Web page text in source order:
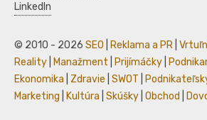
LinkedIn
© 2010 - 2026 SEO Reklama a PR
Reality
Manažment Prijímáčky
Ekonomika
Zdravie SWOT
Marketing
Kultúra Skúšky Obchod